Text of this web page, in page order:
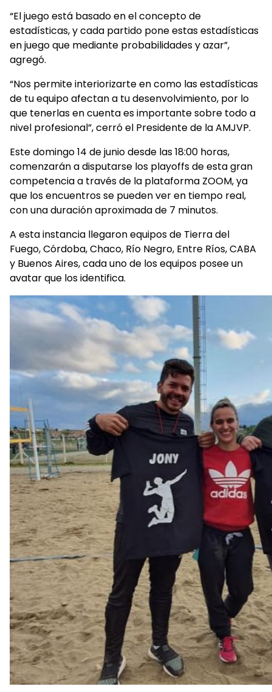
“El juego está basado en el concepto de
estadísticas, y cada partido pone estas estadísticas
en juego que mediante probabilidades y azar”,
agregó.
“Nos permite interiorizarte en como las estadísticas
de tu equipo afectan a tu desenvolvimiento, por lo
que tenerlas en cuenta es importante sobre todo a
nivel profesional”, cerró el Presidente de la AMJVP.
Este domingo 14 de junio desde las 18:00 horas,
comenzarán a disputarse los playoffs de esta gran
competencia a través de la plataforma ZOOM, ya
que los encuentros se pueden ver en tiempo real,
con una duración aproximada de 7 minutos.
A esta instancia llegaron equipos de Tierra del
Fuego, Córdoba, Chaco, Río Negro, Entre Ríos, CABA
y Buenos Aires, cada uno de los equipos posee un
avatar que los identifica.